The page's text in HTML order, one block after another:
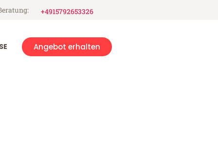
+4915792653326
Angebot erhalten